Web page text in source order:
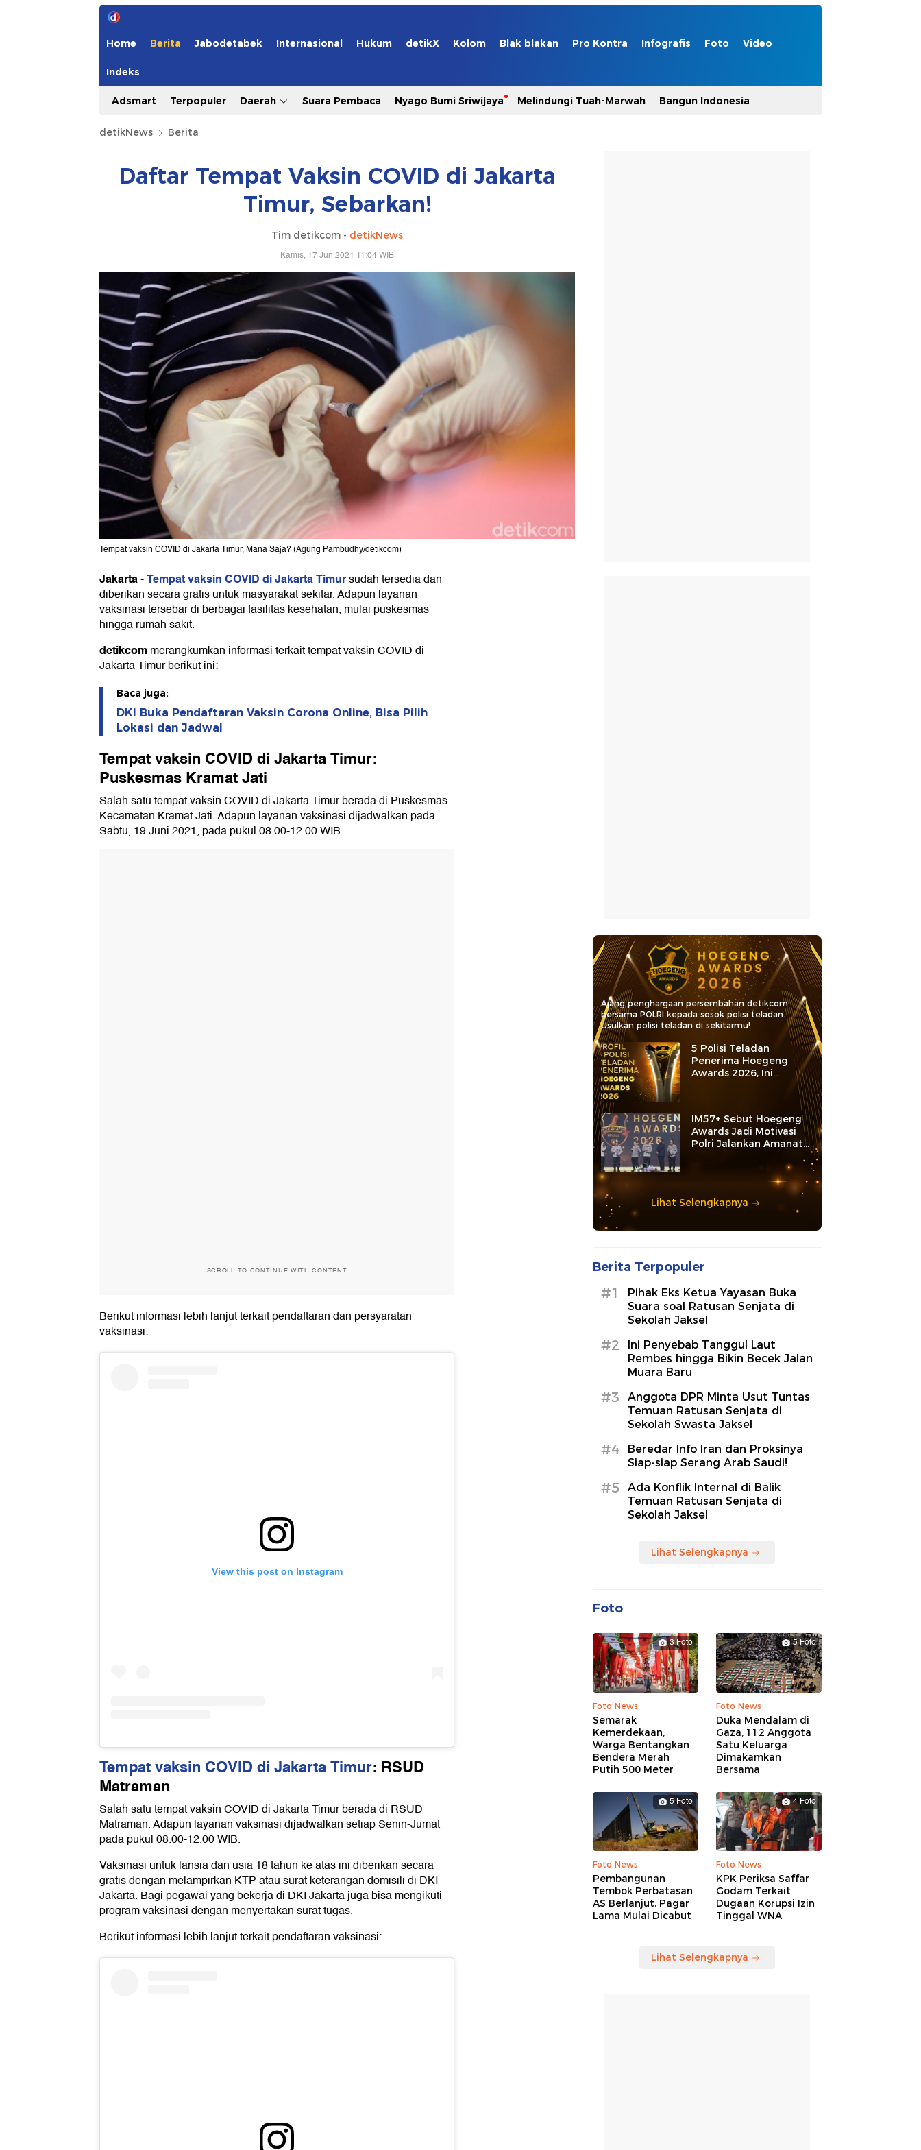
Home Berita Jabodetabek Internasional Hukum detikX Kolom Blak blakan Pro Kontra Infografis Foto Video
Indeks
Adsmart Terpopuler Daerah Suara Pembaca Nyago Bumi Sriwijaya Melindungi Tuah-Marwah Bangun Indonesia
detikNews Berita
Daftar Tempat Vaksin COVID di Jakarta
Timur, Sebarkan!
Tim detikcom - detikNews
Kamis, 17 Jun 2021 11:04 WIB
Tempat vaksin COVID di Jakarta Timur, Mana Saja? (Agung Pambudhy/detikcom)
Jakarta-Tempat vaksin COVID di Jakarta Timursudah tersedia dan
diberikan secara gratis untuk masyarakat sekitar. Adapun layanan
vaksinasi tersebar di berbagai fasilitas kesehatan, mulai puskesmas
hingga rumah sakit.
detikcommerangkumkan informasi terkait tempat vaksin COVID di
Jakarta Timur berikut ini:
Baca juga:
DKI Buka Pendaftaran Vaksin Corona Online, Bisa Pilih
Lokasi dan Jadwal
Tempat vaksin COVID di Jakarta Timur:
Puskesmas Kramat Jati
Salah satu tempat vaksin COVID di Jakarta Timur berada di Puskesmas
Kecamatan Kramat Jati. Adapun layanan vaksinasi dijadwalkan pada
Sabtu, 19 Juni 2021, pada pukul 08.00-12.00 WIB.
SCROLL TO CONTINUE WITH CONTENT
Berikut informasi lebih lanjut terkait pendaftaran dan persyaratan
vaksinasi:
View this post on Instagram
Tempat vaksin COVID di Jakarta Timur: RSUD
Matraman
Salah satu tempat vaksin COVID di Jakarta Timur berada di RSUD
Matraman. Adapun layanan vaksinasi dijadwalkan setiap Senin-Jumat
pada pukul 08.00-12.00 WIB.
Vaksinasi untuk lansia dan usia 18 tahun ke atas ini diberikan secara
gratis dengan melampirkan KTP atau surat keterangan domisili di DKI
Jakarta. Bagi pegawai yang bekerja di DKI Jakarta juga bisa mengikuti
program vaksinasi dengan menyertakan surat tugas.
Berikut informasi lebih lanjut terkait pendaftaran vaksinasi:
Ajang penghargaan persembahan detikcom
bersama POLRI kepada sosok polisi teladan.
Usulkan polisi teladan di sekitarmu!
5 Polisi Teladan
Penerima Hoegeng
Awards 2026, Ini
Kategori dan Kiprahnya
IM57+ Sebut Hoegeng
Awards Jadi Motivasi
Polri Jalankan Amanat
Lihat Selengkapnya
Berita Terpopuler
#1
Pihak Eks Ketua Yayasan Buka
Suara soal Ratusan Senjata di
Sekolah Jaksel
#2
Ini Penyebab Tanggul Laut
Rembes hingga Bikin Becek Jalan
Muara Baru
#3
Anggota DPR Minta Usut Tuntas
Temuan Ratusan Senjata di
Sekolah Swasta Jaksel
#4
Beredar Info Iran dan Proksinya
Siap-siap Serang Arab Saudi!
#5
Ada Konflik Internal di Balik
Temuan Ratusan Senjata di
Sekolah Jaksel
Lihat Selengkapnya
Foto
3 Foto
Foto News
Semarak
Kemerdekaan,
Warga Bentangkan
Bendera Merah
Putih 500 Meter
5 Foto
Foto News
Duka Mendalam di
Gaza, 112 Anggota
Satu Keluarga
Dimakamkan
Bersama
5 Foto
Foto News
Pembangunan
Tembok Perbatasan
AS Berlanjut, Pagar
Lama Mulai Dicabut
4 Foto
Foto News
KPK Periksa Saffar
Godam Terkait
Dugaan Korupsi Izin
Tinggal WNA
Lihat Selengkapnya